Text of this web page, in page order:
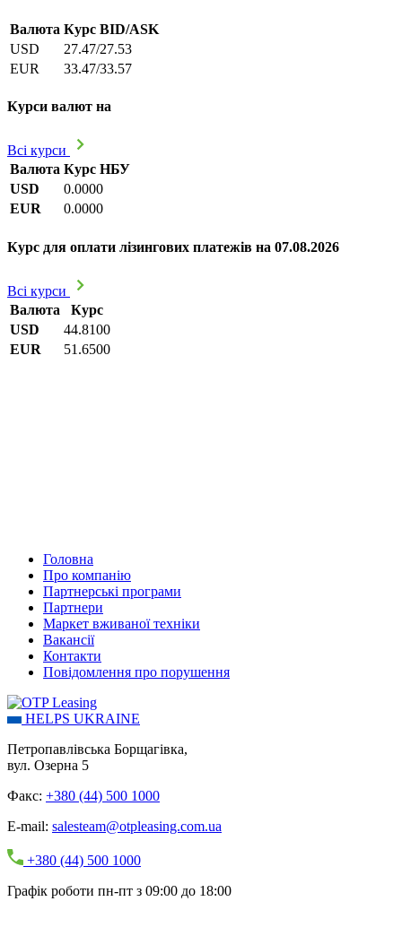
Валюта Курс BID/ASK
USD
27.47/27.53
EUR
33.47/33.57
Курси валют на
Всі курси
Валюта Курс НБУ
USD
0.0000
EUR
0.0000
Курс для оплати лізингових платежів на 07.08.2026
Всі курси
Валюта
Курс
USD
44.8100
EUR
51.6500
Головна
Про компанію
Партнерські програми
Партнери
Маркет вживаної техніки
Вакансії
Контакти
Повідомлення про порушення
HELPS UKRAINE
Петропавлівська Борщагівка,
вул. Озерна 5
Факс: +380 (44) 500 1000
E-mail: salesteam@otpleasing.com.ua
+380 (44) 500 1000
Графік роботи пн-пт з 09:00 до 18:00